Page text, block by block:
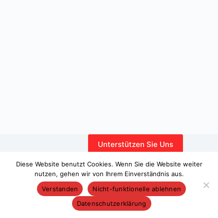
Unterstützen Sie Uns
Copyright © 2026 – WordPress-Theme von
Diese Website benutzt Cookies. Wenn Sie die Website weiter
nutzen, gehen wir von Ihrem Einverständnis aus.
Verstanden
Nicht-funktionelle ablehnen
Datenschutzerklärung